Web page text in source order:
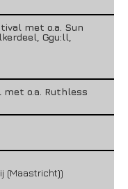
met o.a. Sun
Ggu:ll,
met o.a. Ruthless
(Maastricht))